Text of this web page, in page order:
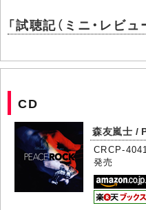
「試聴記（ミニ・レビ
CD
森友嵐士 /
CRCP-
発売